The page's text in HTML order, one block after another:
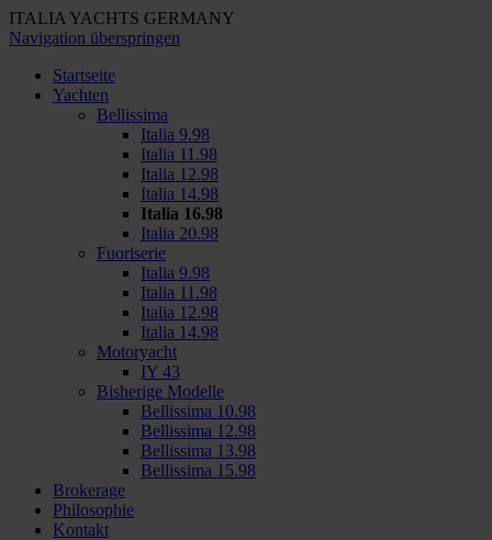
ITALIA YACHTS GERMANY
Navigation überspringen
Startseite
Yachten
Bellissima
Italia 9.98
Italia 11.98
Italia 12.98
Italia 14.98
Italia 16.98
Italia 20.98
Fuoriserie
Italia 9.98
Italia 11.98
Italia 12.98
Italia 14.98
Motoryacht
IY 43
Bisherige Modelle
Bellissima 10.98
Bellissima 12.98
Bellissima 13.98
Bellissima 15.98
Brokerage
Philosophie
Kontakt